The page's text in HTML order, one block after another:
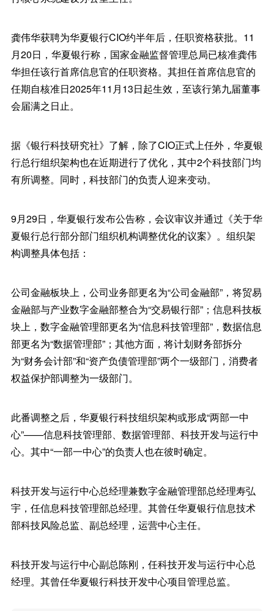
龚伟华获聘为华夏银行CIO约半年后，任职资格获批。11
月20日，华夏银行称，国家金融监督管理总局已核准龚伟
华担任该行首席信息官的任职资格。其担任首席信息官的
任期自核准日2025年11月13日起生效，至该行第九届董事
会届满之日止。
据《银行科技研究社》了解，除了CIO正式上任外，华夏银
行总行组织架构也在近期进行了优化，其中2个科技部门均
有所调整。同时，科技部门的负责人迎来变动。
9月29日，华夏银行发布公告称，会议审议并通过《关于华
夏银行总行部分部门组织机构调整优化的议案》。组织架
构调整具体包括：
公司金融板块上，公司业务部更名为“公司金融部”，将贸易
金融部与产业数字金融部整合为“交易银行部”；信息科技板
块上，数字金融管理部更名为“信息科技管理部”，数据信息
部更名为“数据管理部”；其他方面，将计划财务部拆分
为“财务会计部”和“资产负债管理部”两个一级部门，消费者
权益保护部调整为一级部门。
此番调整之后，华夏银行科技组织架构或形成“两部一中
心”——信息科技管理部、数据管理部、科技开发与运行中
心。其中“一部一中心”的负责人也在彼时确定。
科技开发与运行中心总经理兼数字金融管理部总经理寿弘
宇，任信息科技管理部总经理。其曾任华夏银行信息技术
部科技风险总监、副总经理，运营中心主任。
科技开发与运行中心副总陈刚，任科技开发与运行中心总
经理。其曾任华夏银行科技开发中心项目管理总监。